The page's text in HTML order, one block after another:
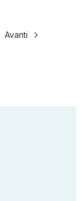
Avanti